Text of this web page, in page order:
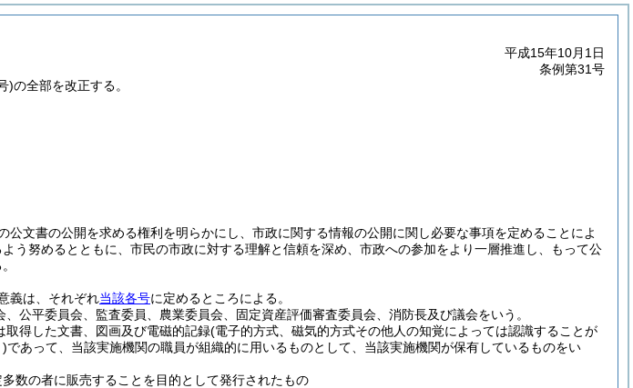
平成15年10月1日
条例第31号
の全部を改正する。
公文書の公開を求める権利を明らかにし、市政に関する情報の公開に関し必要な事項を定めることによ
う努めるとともに、市民の市政に対する理解と信頼を深め、市政への参加をより一層推進し、もって公
義は、それぞれ当該各号に定めるところによる。
公平委員会、監査委員、農業委員会、固定資産評価審査委員会、消防長及び議会をいう。
得した文書、図画及び電磁的記録(電子的方式、磁気的方式その他人の知覚によっては認識することが
)であって、当該実施機関の職員が組織的に用いるものとして、当該実施機関が保有しているものをい
数の者に販売することを目的として発行されたもの